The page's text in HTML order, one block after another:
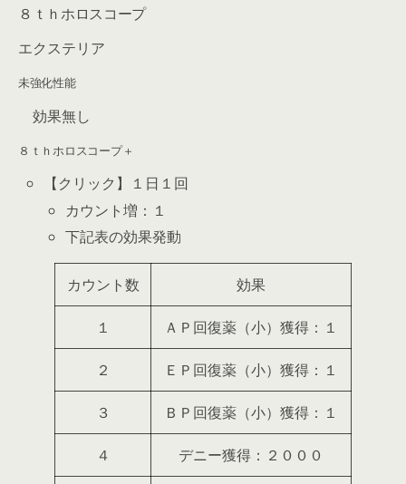
８ｔｈホロスコープ
エクステリア
未強化性能
効果無し
８ｔｈホロスコープ＋
【クリック】１日１回
カウント増：１
下記表の効果発動
カウント数 効果
１ ＡＰ回復薬（小）獲得：１
２ ＥＰ回復薬（小）獲得：１
３ ＢＰ回復薬（小）獲得：１
４ デニー獲得：２０００